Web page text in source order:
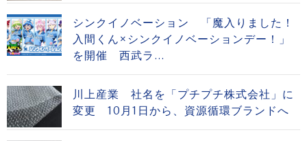
シンクイノベーション 「魔入りました！
入間くん×シンクイノベーションデー！」
を開催 西武ラ...
川上産業 社名を「プチプチ株式会社」に
変更 10月1日から、資源循環ブランドへ